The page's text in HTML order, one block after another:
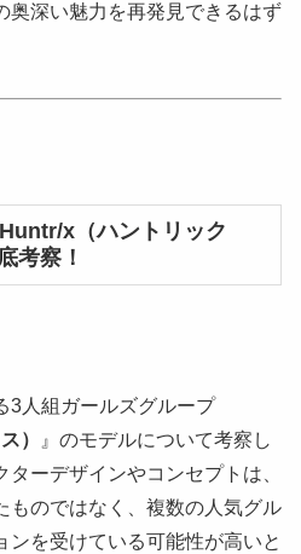
奥深い魅力を再発見できるはず
x（ハントリック
考察！
3人組ガールズグループ
）
』のモデルについて考察し
ーデザインやコンセプトは、
ものではなく、複数の人気グル
ンを受けている可能性が高いと